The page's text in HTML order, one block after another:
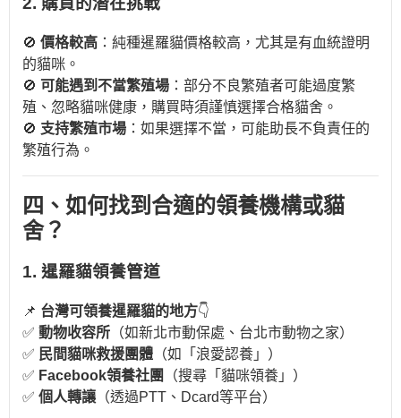
🚫 價格較高 ：純種暹羅貓價格較高，尤其是有血統證明
的貓咪。
🚫 可能遇到不當繁殖場 ：部分不良繁殖者可能過度繁
殖、忽略貓咪健康，購買時須謹慎選擇合格貓舍。
🚫 支持繁殖市場 ：如果選擇不當，可能助長不負責任的
繁殖行為。
四、如何找到合適的領養機構或貓
舍？
1. 暹羅貓領養管道
📌 台灣可領養暹羅貓的地方👇
✅ 動物收容所 （如新北市動保處、台北市動物之家）
✅ 民間貓咪救援團體 （如「浪愛認養」）
✅ Facebook領養社團
（搜尋「貓咪領養」）
✅ 個人轉讓 （透過PTT、Dcard等平台）